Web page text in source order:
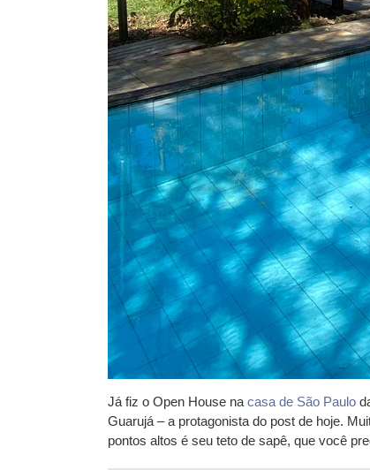
Já fiz o Open House na casa de São Paulo
Guarujá – a protagonista do post de hoje.
pontos altos é seu teto de sapê, que você